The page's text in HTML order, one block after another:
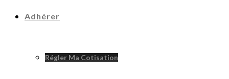
Adhérer
Régler Ma Cotisation